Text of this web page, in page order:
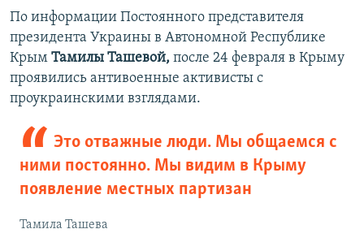
По информации Постоянного представителя
президента Украины в Автономной Республике
Крым Тамилы Ташевой, после 24 февраля в Крыму
проявились антивоенные активисты с
проукраинскими взглядами.
Это отважные люди. Мы общаемся с
ними постоянно. Мы видим в Крыму
появление местных партизан
Тамила Ташева